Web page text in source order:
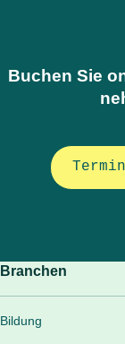
Buchen Sie
Branchen
Bildung